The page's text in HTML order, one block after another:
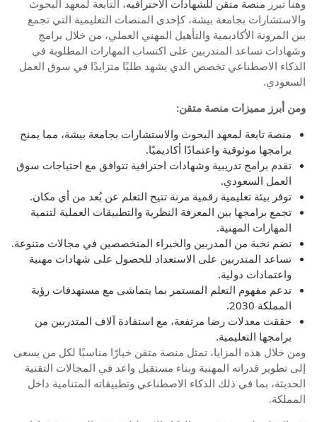
وهنا تبرز منصة متقن للشهادات الاحترافيه، التابعة لمعهد البحوث
والاستشارات بجامعة بيشة، كإحدى المنصات التعليمية التي تجمع
بين المرونة الأكاديمية والتأهيل المهني العملي، من خلال برامج
وشهادات تساعد المتدربين على اكتساب المهارات المطلوبة في
الذكاء الاصطناعي تخصص الذي يشهد طلبًا متزايدًا في سوق العمل
السعودي.
ومن أبرز مميزات منصة متقن:
منصة تابعة لمعهد البحوث والاستشارات بجامعة بيشة، مما يمنح
برامجها موثوقية واعتمادًا أكاديميًا.
تقدم برامج تدريبية وشهادات احترافية تتوافق مع احتياجات سوق
العمل السعودي.
توفر بيئة تعليمية رقمية مرنة تتيح التعلم عن بُعد من أي مكان.
تجمع برامجها بين المعرفة النظرية والتطبيقات العملية لتنمية
المهارات المهنية.
تضم نخبة من المدربين والخبراء المتخصصين في مجالات متنوعة.
تساعد المتدربين على الاستعداد للحصول على شهادات مهنية
واعتمادات دولية.
تدعم مفهوم التعلم المستمر بما يتماشى مع مستهدفات رؤية
المملكة 2030.
حققت معدلات رضا مرتفعة، مع استفادة آلاف المتدربين من
برامجها التعليمية.
ومن خلال هذه المزايا، تمثل منصة متقن خيارًا مناسبًا لكل من يسعى
إلى تطوير قدراته المهنية وبناء مستقبل واعد في المجالات التقنية
الحديثة، بما في ذلك الذكاء الاصطناعي وتطبيقاته المتنامية داخل
المملكة.